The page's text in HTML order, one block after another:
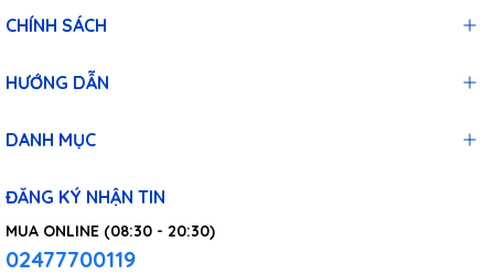
CHÍNH SÁCH
HƯỚNG DẪN
DANH MỤC
ĐĂNG KÝ NHẬN TIN
MUA ONLINE (08:30 - 20:30)
02477700119